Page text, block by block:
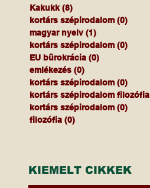
Kakukk (8)
kortárs szépirodalom (0)
magyar nyelv (1)
kortárs szépirodalom (0)
EU bürokrácia (0)
emlékezés (0)
kortárs szépirodalom (0)
kortárs szépirodalom filozófia
kortárs szépirodalom (0)
filozófia (0)
KIEMELT CIKKEK